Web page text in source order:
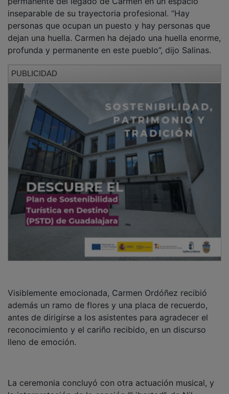
inseparable de su trayectoria profesional. “Hay
personas que ocupan un puesto y hay personas que
dejan una huella. Carmen ha dejado una huella enorme,
profunda y permanente en este pueblo”, dijo Salinas.
además un ramo de flores y una placa de recuerdo,
antes de dirigirse a los asistentes para agradecer el
reconocimiento y el cariño recibido, en un discurso
lleno de emoción.
la interpretación de la canción “Libertad”, de Nil